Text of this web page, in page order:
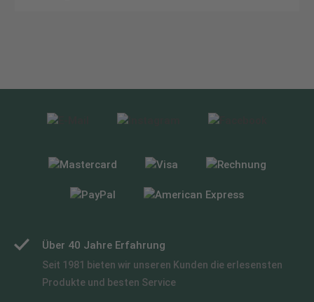
Über 40 Jahre Erfahrung
Seit 1981 bieten wir unseren Kunden die erlesensten
Produkte und besten Service